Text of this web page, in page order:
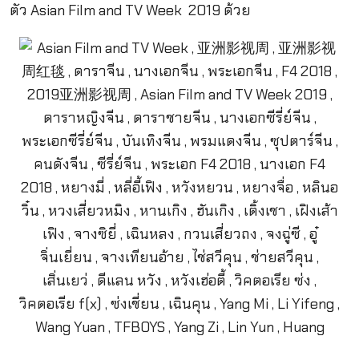
ตัว Asian Film and TV Week 2019 ด้วย